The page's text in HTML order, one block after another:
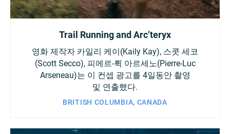
Trail Running and Arc’teryx
영화 제작자 카일리 케이(Kaily Kay), 스콧 세코
(Scott Secco), 피에르-뤽 아르세노(Pierre-Luc
Arseneau)는 이 컨셉 광고를 4일동안 촬영
및 연출했다.
BRITISH COLUMBIA, CANADA